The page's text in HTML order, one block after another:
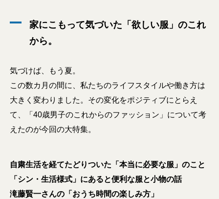
家にこもって気づいた「欲しい服」のこれ
から。
気づけば、もう夏。
この数カ月の間に、私たちのライフスタイルや働き方は
大きく変わりました。その変化をポジティブにとらえ
て、「40歳男子のこれからのファッション」について考
えたのが今回の大特集。
自粛生活を経てたどりついた「本当に必要な服」のこと
「シン・生活様式」にあると便利な服と小物の話
滝藤賢一さんの「おうち時間の楽しみ方」